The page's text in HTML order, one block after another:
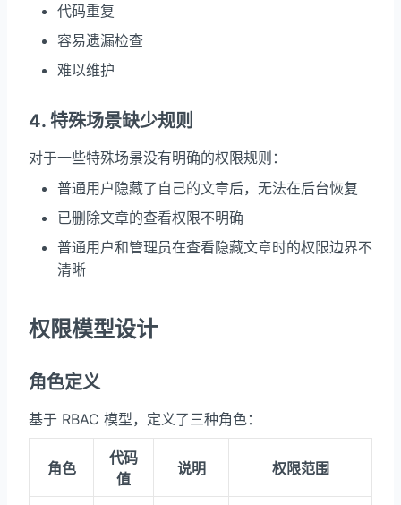
代码重复
容易遗漏检查
难以维护
4. 特殊场景缺少规则
对于一些特殊场景没有明确的权限规则：
普通用户隐藏了自己的文章后，无法在后台恢复
已删除文章的查看权限不明确
普通用户和管理员在查看隐藏文章时的权限边界不
清晰
权限模型设计
角色定义
基于 RBAC 模型，定义了三种角色：
角色
代码
值
说明 权限范围